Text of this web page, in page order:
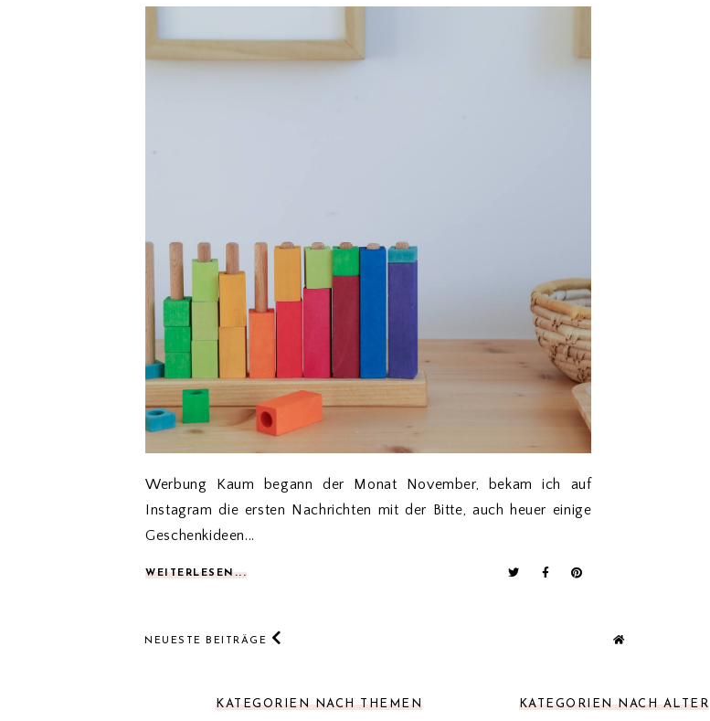
Werbung Kaum begann der Monat November, bekam ich auf
Instagram die ersten Nachrichten mit der Bitte, auch heuer einige
Geschenkideen...
WEITERLESEN...
NEUESTE BEITRÄGE
KATEGORIEN NACH THEMEN KATEGORIEN NACH ALTER